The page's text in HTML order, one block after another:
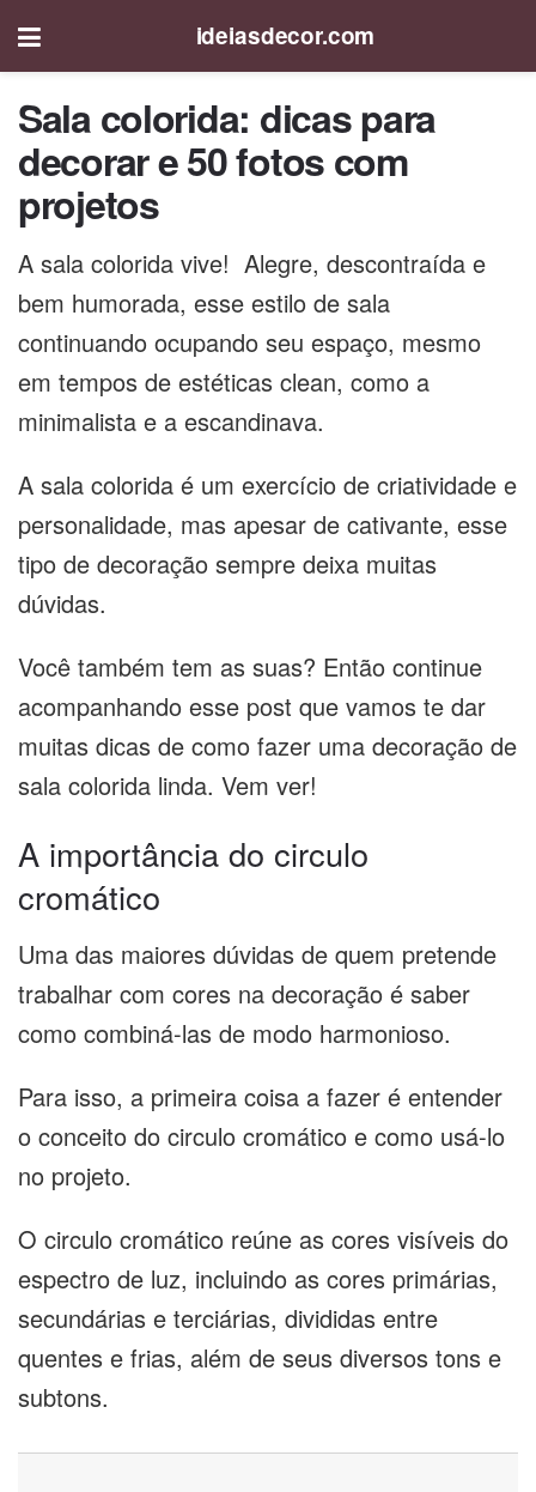
ideiasdecor.com
Sala colorida: dicas para
decorar e 50 fotos com
projetos
A sala colorida vive! Alegre, descontraída e
bem humorada, esse estilo de sala
continuando ocupando seu espaço, mesmo
em tempos de estéticas clean, como a
minimalista e a escandinava.
A sala colorida é um exercício de criatividade e
personalidade, mas apesar de cativante, esse
tipo de decoração sempre deixa muitas
dúvidas.
Você também tem as suas? Então continue
acompanhando esse post que vamos te dar
muitas dicas de como fazer uma decoração de
sala colorida linda. Vem ver!
A importância do circulo
cromático
Uma das maiores dúvidas de quem pretende
trabalhar com cores na decoração é saber
como combiná-las de modo harmonioso.
Para isso, a primeira coisa a fazer é entender
o conceito do circulo cromático e como usá-lo
no projeto.
O circulo cromático reúne as cores visíveis do
espectro de luz, incluindo as cores primárias,
secundárias e terciárias, divididas entre
quentes e frias, além de seus diversos tons e
subtons.